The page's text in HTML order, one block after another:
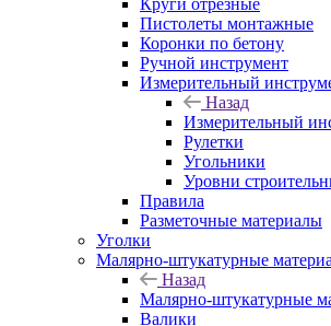
Круги отрезные
Пистолеты монтажные
Коронки по бетону
Ручной инструмент
Измерительный
Назад
Измерительный
Рулетки
Угольники
Уровни
Правила
Разметочные материалы
Уголки
Малярно-штукатурные
Назад
Малярно-штукатурные
Валики